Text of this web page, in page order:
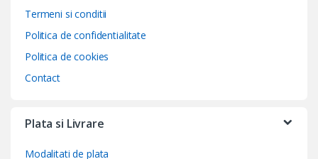
Termeni si conditii
Politica de confidentialitate
Politica de cookies
Contact
Plata si Livrare
Modalitati de plata